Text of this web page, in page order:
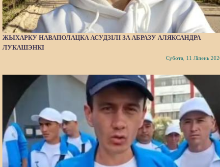
ЖЫХАРКУ НАВАПОЛАЦКА АСУДЗІЛІ ЗА АБРАЗУ АЛЯКСАНДРА
ЛУКАШЭНКІ
Субота, 11 Ліпень